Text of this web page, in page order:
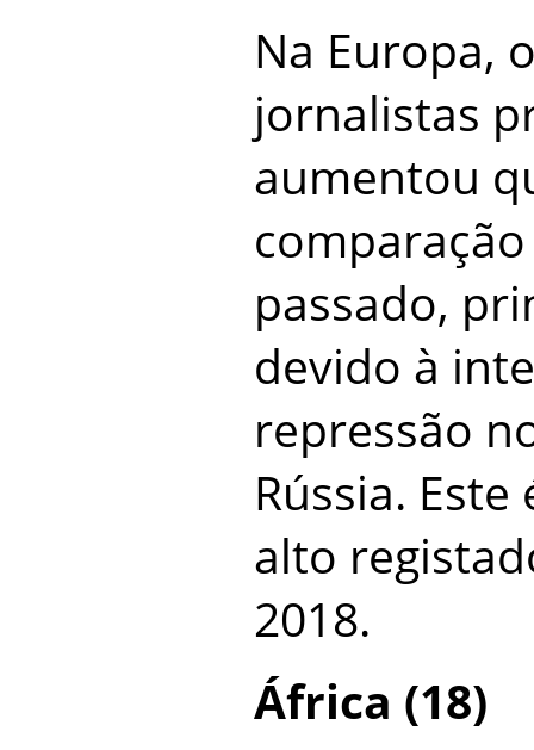
Na Europa,
jornalistas
aumentou
passado,
devido à
repressão
Rússia.
alto
2018.
África (18)